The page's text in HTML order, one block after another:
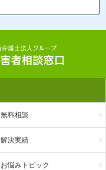
無料相談
解決実績
お悩みトピック